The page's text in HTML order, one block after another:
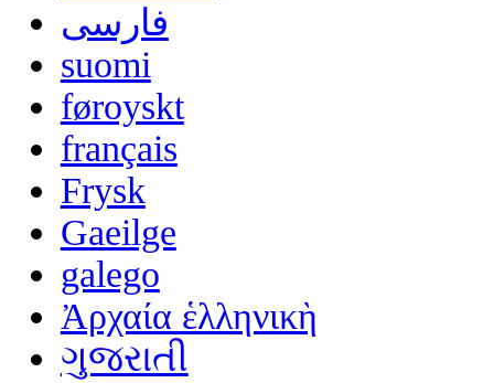
فارسی
suomi
føroyskt
français
Frysk
Gaeilge
galego
Ἀρχαία ἑλληνικὴ
ગુજરાતી